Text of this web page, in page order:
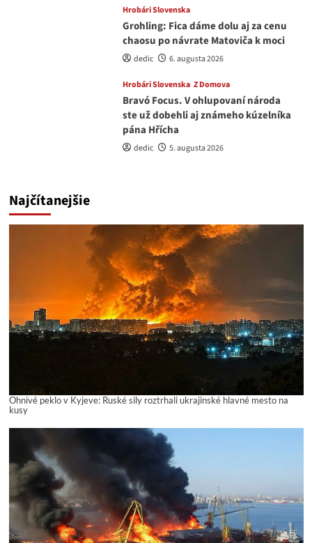
Hrobári Slovenska
Grohling: Fica dáme dolu aj za cenu
chaosu po návrate Matoviča k moci
dedic 6. augusta 2026
Hrobári Slovenska Z Domova
Bravó Focus. V ohlupovaní národa
ste už dobehli aj známeho kúzelníka
pána Hřícha
dedic 5. augusta 2026
Najčítanejšie
Ohnivé peklo v Kyjeve: Ruské sily roztrhali ukrajinské hlavné mesto na
kusy